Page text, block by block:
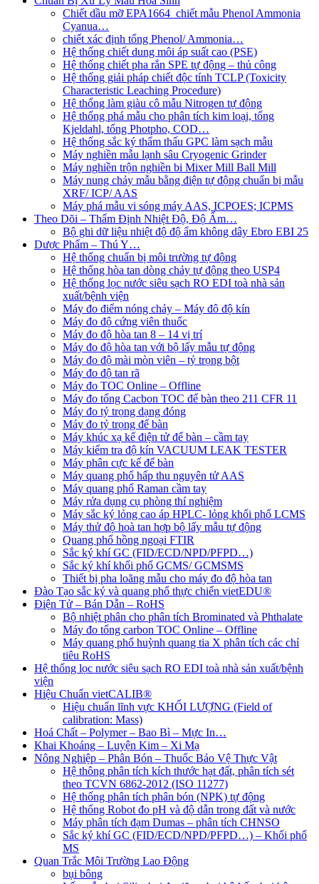
Chiết dầu mỡ EPA1664_chiết mẫu Phenol Ammonia
Cyanua…
chiết xác định tổng Phenol/ Ammonia…
Hệ thống chiết dung môi áp suất cao (PSE)
Hệ thống chiết pha rắn SPE tự động – thủ công
Hệ thống giải pháp chiết độc tính TCLP (Toxicity
Characteristic Leaching Procedure)
Hệ thống làm giàu cô mẫu Nitrogen tự động
Hệ thống phá mẫu cho phân tích kim loại, tổng
Kjeldahl, tổng Photpho, COD…
Hệ thống sắc ký thẩm thấu GPC làm sạch mẫu
Máy nghiền mẫu lạnh sâu Cryogenic Grinder
Máy nghiền trộn nghiền bi Mixer Mill Ball Mill
Máy nung chảy mẫu bằng điện tự động chuẩn bị mẫu
XRF/ ICP/ AAS
Máy phá mẫu vi sóng máy AAS, ICPOES; ICPMS
Theo Dõi – Thẩm Định Nhiệt Độ, Độ Ẩm…
Bộ ghi dữ liệu nhiệt độ độ ẩm không dây Ebro EBI 25
Dược Phẩm – Thú Y…
Hệ thống chuẩn bị môi trường tự động
Hệ thống hòa tan dòng chảy tự động theo USP4
Hệ thống lọc nước siêu sạch RO EDI​​ toà nhà sản
xuất/bệnh viện
Máy đo điểm nóng chảy – Máy đô độ kín
Máy đo độ cứng viên thuốc
Máy đo độ hòa tan 8 – 14 vị trí
Máy đo độ hòa tan với bộ lấy mẫu tự động
Máy đo độ mài mòn viên – tỷ trọng bột
Máy đo độ tan rã
Máy đo TOC Online – Offline
Máy đo tổng Cacbon TOC để bàn theo 211 CFR 11
Máy đo tỷ trọng dạng đóng
Máy đo tỷ trọng để bàn
Máy khúc xạ kế điện tử để bàn – cầm tay
Máy kiểm tra độ kín VACUUM LEAK TESTER
Máy phân cực kế để bàn
Máy quang phổ hấp thu nguyên tử AAS
Máy quang phổ Raman cầm tay
Máy rửa dụng cụ phòng thí nghiệm
Máy sắc ký lỏng cao áp HPLC- lỏng khối phổ LCMS
Máy thử độ hoà tan hợp bộ lấy mẫu tự động
Quang phổ hồng ngoại FTIR
Sắc ký khí GC (FID/ECD/NPD/PFPD…)
Sắc ký khí khối phổ GCMS/ GCMSMS
Thiết bị pha loãng mẫu cho máy đo độ hòa tan
Đào Tạo sắc ký và quang phổ thực chiến vietEDU®
Điện Tử – Bán Dẫn – RoHS
Bộ nhiệt phân cho phân tích Brominated và Phthalate
Máy đo tổng carbon TOC Online – Offline
Máy quang phổ huỳnh quang tia X phân tích các chỉ
tiêu RoHS
Hệ thống lọc nước siêu sạch RO EDI​​ toà nhà sản xuất/bệnh
viện
Hiệu Chuẩn vietCALIB®
Hiệu chuẩn lĩnh vực KHỐI LƯỢNG (Field of
calibration: Mass)
Hoá Chất – Polymer – Bao Bì – Mực In…
Khai Khoáng – Luyện Kim – Xi Mạ
Nông Nghiệp – Phân Bón – Thuốc Bảo Vệ Thực Vật
Hệ thông phân tích kích thước hạt đất, phân tích sét
theo TCVN 6862-2012 (ISO 11277)
Hệ thống phân tích phân bón (NPK) tự động
Hệ thống Robot đo pH và độ dẫn trong đất và nước
Máy phân tích đạm Dumas – phân tích CHNSO
Sắc ký khí GC (FID/ECD/NPD/PFPD…) – Khối phổ
MS
Quan Trắc Môi Trường Lao Động
bụi bông